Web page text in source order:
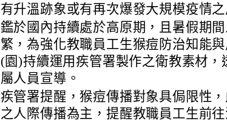
有升溫跡象或有再次爆發大規模疫情之
鑑於國內持續處於高原期，且暑假期
繁，為強化教職員工生猴痘防治知能
(園)持續運用疾管署製作之衛教素材，
屬人員宣導。
疾管署提醒，猴痘傳播對象具侷限性
之人際傳播為主，提醒教職員工生前